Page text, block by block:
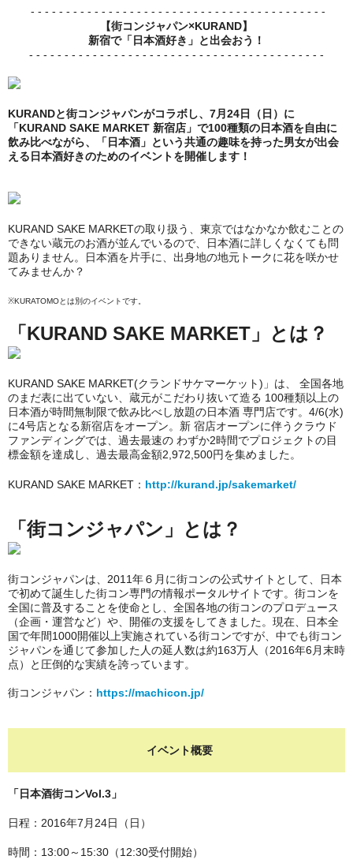
- - - - - - - - - - - - - - - - - - - - - - - - - - - - - - - - - - - - - - - - - -
【街コンジャパン×KURAND】
新宿で「日本酒好き」と出会おう！
- - - - - - - - - - - - - - - - - - - - - - - - - - - - - - - - - - - - - - - - - -
KURANDと街コンジャパンがコラボし、7月24日（日）に
「KURAND SAKE MARKET 新宿店」で100種類の日本酒を自由に
飲み比べながら、「日本酒」という共通の趣味を持った男女が出会
える日本酒好きのためのイベントを開催します！
KURAND SAKE MARKETの取り扱う、東京ではなかなか飲むことの
できない蔵元のお酒が並んでいるので、日本酒に詳しくなくても問
題ありません。日本酒を片手に、出身地の地元トークに花を咲かせ
てみませんか？
※KURATOMOとは別のイベントです。
「KURAND SAKE MARKET」とは？
KURAND SAKE MARKET(クランドサケマーケット)」は、 全国各地
のまだ表に出ていない、蔵元がこだわり抜いて造る 100種類以上の
日本酒が時間無制限で飲み比べし放題の日本酒 専門店です。4/6(水)
に4号店となる新宿店をオープン。新 宿店オープンに伴うクラウド
ファンディングでは、過去最速の わずか2時間でプロジェクトの目
標金額を達成し、過去最高金額2,972,500円を集めました。
KURAND SAKE MARKET： http://kurand.jp/sakemarket/
「街コンジャパン」とは？
街コンジャパンは、2011年６月に街コンの公式サイトとして、日本
で初めて誕生した街コン専門の情報ポータルサイトです。街コンを
全国に普及することを使命とし、全国各地の街コンのプロデュース
（企画・運営など）や、開催の支援をしてきました。現在、日本全
国で年間1000開催以上実施されている街コンですが、中でも街コン
ジャパンを通じて参加した人の延人数は約163万人（2016年6月末時
点）と圧倒的な実績を誇っています。
街コンジャパン： https://machicon.jp/
イベント概要
「日本酒街コンVol.3 」
日程：2016年7月24日（日）
時間：13:00～15:30（12:30受付開始）